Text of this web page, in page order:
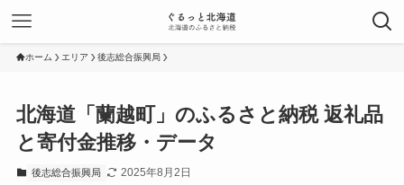
ホーム エリア 後志総合振興局
北海道「蘭越町」のふるさと納税 返礼品
と寄付金推移・データ
後志総合振興局 2025年8月2日